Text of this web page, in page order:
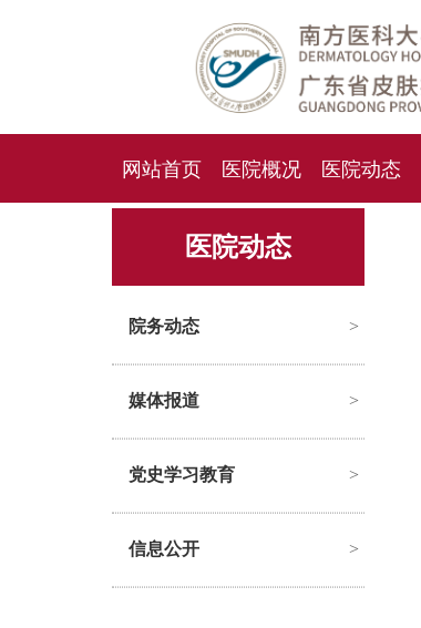
网站首页 医院概况 医院动态
人才招聘 招标采购
医院动态
院务动态 >
媒体报道 >
党史学习教育 >
信息公开 >